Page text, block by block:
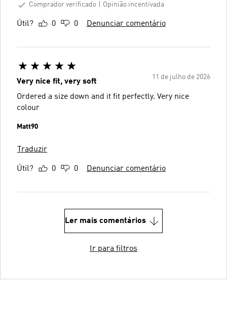
Comprador verificado
Opinião incentivada
Útil? 0 0 Denunciar comentário
11 de julho de 2026
Very nice fit, very soft
Ordered a size down and it fit perfectly. Very nice
colour
Matt90
Traduzir
Útil? 0 0 Denunciar comentário
Ler mais comentários
Ir para filtros